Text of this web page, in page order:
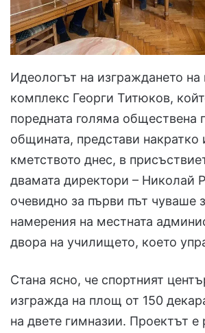
Идеологът на изграждането на
комплекс Георги Титюков,
поредната голяма обществена
общината, представи накратко
кметството днес, в
двамата директори – Николай
очевидно за първи път чуваше
намерения на местната
двора на училището, което
Стана ясно, че спортният
изгражда на площ от 150
на двете гимназии. Проектът е